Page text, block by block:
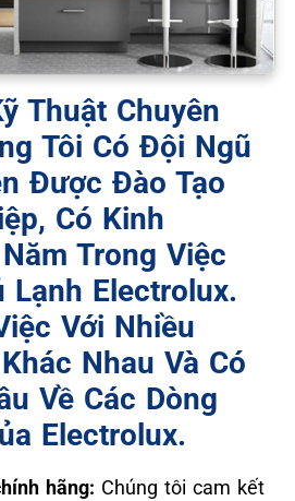
Thuật Chuyên
Tôi Có Đội Ngũ
Được Đào Tạo
Có Kinh
Trong Việc
Lạnh Electrolux.
Với Nhiều
Nhau Và Có
Về Các Dòng
Electrolux.
hãng: Chúng tôi cam kết